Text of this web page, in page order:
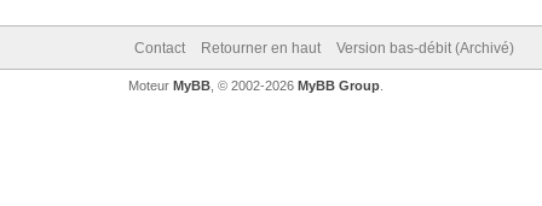
Contact Retourner en haut Version bas-débit (Archivé)
Moteur MyBB, © 2002-2026 MyBB Group.